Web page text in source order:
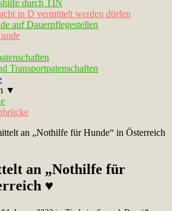
durch TIN
in D vermittelt werden dürfen
auf Dauerpflegestellen
Transportpatenschaften
▼
an „Nothilfe für Hunde“ in Österreich
an „Nothilfe für
♥